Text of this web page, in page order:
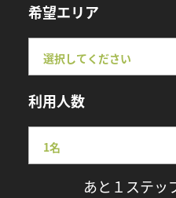
希望エリア
利用人数
あと１ステッ